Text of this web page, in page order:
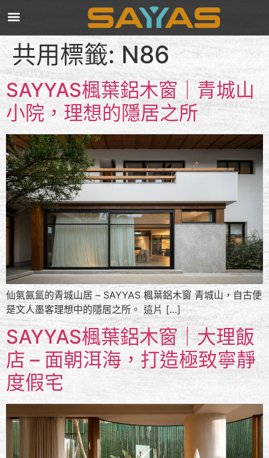
共用標籤:N86
SAYYAS楓葉鋁木窗｜青城山
小院，理想的隱居之所
仙氣氤氳的青城山居 – SAYYAS 楓葉鋁木窗 青城山，自古便
是文人墨客理想中的隱居之所。 這片 […]
SAYYAS楓葉鋁木窗｜大理飯
店 – 面朝洱海，打造極致寧靜
度假宅